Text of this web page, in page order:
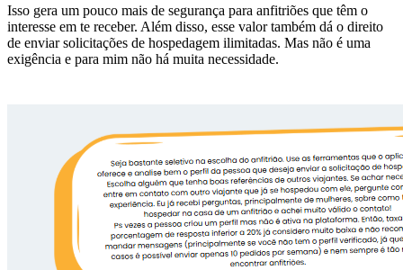
Isso gera um pouco mais de segurança para anfitriões que têm o
interesse em te receber. Além disso, esse valor também dá o direito
de enviar solicitações de hospedagem ilimitadas. Mas não é uma
exigência e para mim não há muita necessidade.